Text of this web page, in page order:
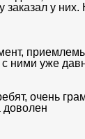
у них.
ними уже
очень
доволен